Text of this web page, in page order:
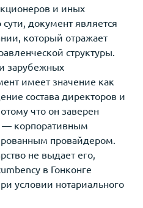
и иных
документ является
который отражает
структуры.
зарубежных
имеет значение как
состава директоров и
что он заверен
корпоративным
провайдером.
не выдает его,
в Гонконге
условии нотариального